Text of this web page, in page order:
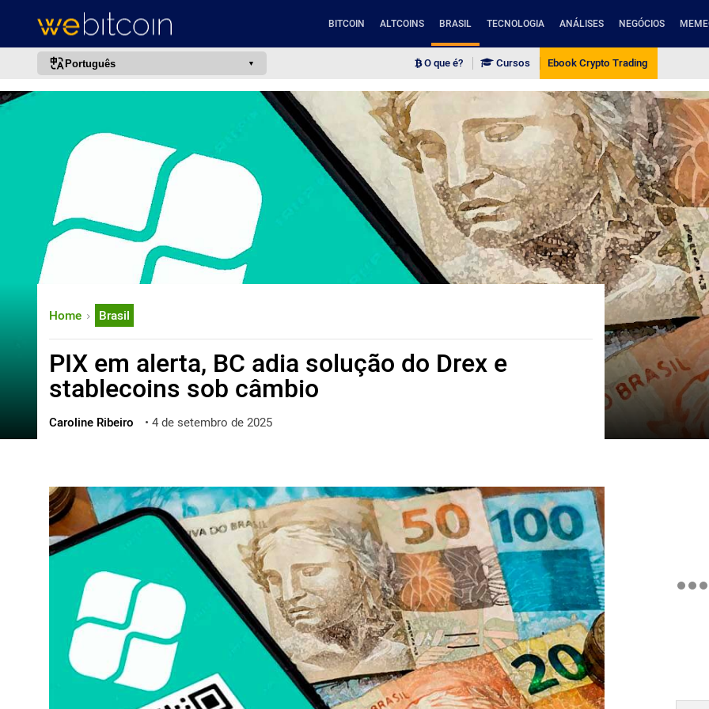
BITCOIN ALTCOINS BRASIL TECNOLOGIA ANÁLISES NEGÓCIOS
Português
español
deutsch
한국어
العربية
ไทย
ქართული
O que é? Cursos Ebook Crypto Trading
Home Brasil
PIX em alerta, BC adia solução do Drex e
stablecoins sob câmbio
Caroline Ribeiro • 4 de setembro de 2025